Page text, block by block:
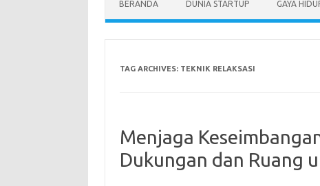
BERANDA DUNIA STARTUP GAYA
TAG ARCHIVES: TEKNIK RELAKSASI
Menjaga
Dukungan dan Ruang